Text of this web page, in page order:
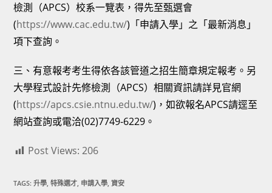
檢測（APCS）校系一覽表，得先至甄選會
(https://www.cac.edu.tw/)「申請入學」之「最新消息」
項下查詢。
三、有意報考考生得依各該管道之招生簡章規定報考。另
大學程式設計先修檢測（APCS）相關資訊請詳見官網
(https://apcs.csie.ntnu.edu.tw/)，如欲報名APCS請逕至
網站查詢或電洽(02)7749-6229。
Post Views: 206
TAGS:升學, 特殊選才, 申請入學, 資安